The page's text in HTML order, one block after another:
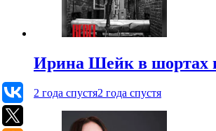
Ирина Шейк в шортах и
2 года спустя2 года спустя